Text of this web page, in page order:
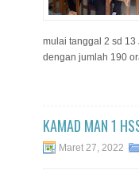
mulai tanggal 2 sd 13
dengan jumlah 190
KAMAD MAN 1
Maret 27, 2022